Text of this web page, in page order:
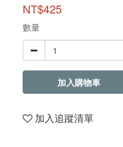
NT$425
數量
加入購物車
加入追蹤清單